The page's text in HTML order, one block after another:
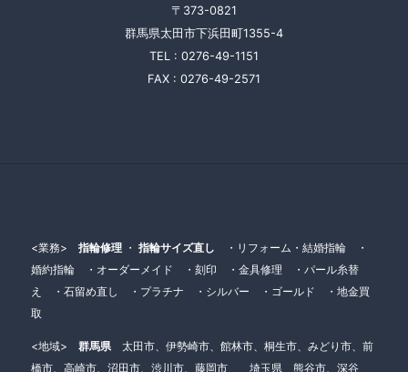
〒373-0821
群馬県太田市下浜田町1355-4
TEL : 0276-49-1151
FAX : 0276-49-2571
<業務> 指輪修理・ 指輪サイズ直し ・リフォーム・結婚指輪 ・
婚約指輪 ・オーダーメイド ・刻印 ・金具修理 ・パール糸替
え ・石留め直し ・プラチナ ・シルバー ・ゴールド ・地金買
取
<地域> 群馬県太田市、伊勢崎市、館林市、桐生市、みどり市、前
橋市、高崎市、沼田市、渋川市、藤岡市 埼玉県 熊谷市、深谷